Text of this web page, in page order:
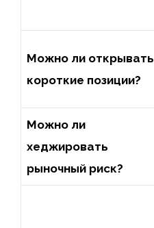
Можно ли открывать
короткие позиции?
Можно ли
хеджировать
рыночный риск?